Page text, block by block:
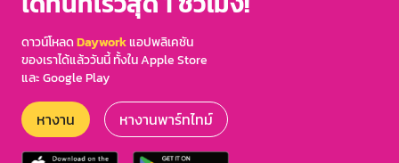
ดาวน์โหลดDayworkแอปพลิเคชัน
ของเราได้แล้ววันนี้ ทั้งใน Apple Store
และ Google Play
หางาน หางานพาร์ทไทม์